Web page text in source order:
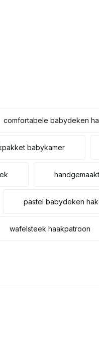
comfortabele babydeken
babykamer
pastel babydeken
wafelsteek haakpatroon